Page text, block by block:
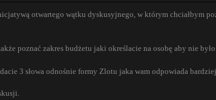
otwartego wątku dyskusyjnego, w którym chciałbym
poznać zakres budżetu jaki określacie na osobę aby nie
3 słowa odnośnie formy Zlotu jaka wam odpowiada